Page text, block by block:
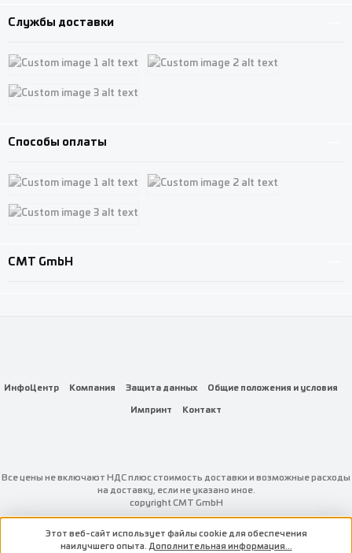
Службы доставки
Custom image 1
Способы оплаты
Custom image 1
CMT GmbH
ИнфоЦентр Компания Защита данных
Общие положения и условия
Импринт
Контакт
Все цены не включают НДС плюс стоимость доставкии возможные расходы
на доставку, если не указано иное.
copyright CMT GmbH
Этот веб-сайт использует файлы cookie для обеспечения
наилучшего опыта. Дополнительная информация...